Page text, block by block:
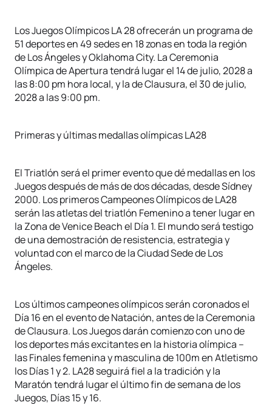
Los Juegos Olímpicos LA 28 ofrecerán un programa de
51 deportes en 49 sedes en 18 zonas en toda la región
de Los Ángeles y Oklahoma City. La Ceremonia
Olímpica de Apertura tendrá lugar el 14 de julio, 2028 a
las 8:00 pm hora local, y la de Clausura, el 30 de julio,
2028 a las 9:00 pm.
Primeras y últimas medallas olímpicas LA28
El Triatlón será el primer evento que dé medallas en los
Juegos después de más de dos décadas, desde Sídney
2000. Los primeros Campeones Olímpicos de LA28
serán las atletas del triatlón Femenino a tener lugar en
la Zona de Venice Beach el Día 1. El mundo será testigo
de una demostración de resistencia, estrategia y
voluntad con el marco de la Ciudad Sede de Los
Ángeles.
Los últimos campeones olímpicos serán coronados el
Día 16 en el evento de Natación, antes de la Ceremonia
de Clausura. Los Juegos darán comienzo con uno de
los deportes más excitantes en la historia olímpica –
las Finales femenina y masculina de 100m en Atletismo
los Días 1 y 2. LA28 seguirá fiel a la tradición y la
Maratón tendrá lugar el último fin de semana de los
Juegos, Días 15 y 16.